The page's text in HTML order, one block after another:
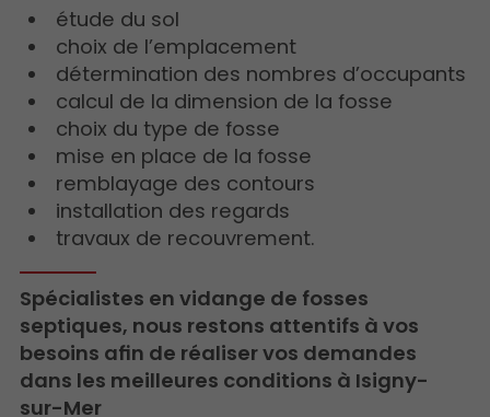
étude du sol
choix de l’emplacement
détermination des nombres d’occupants
calcul de la dimension de la fosse
choix du type de fosse
mise en place de la fosse
remblayage des contours
installation des regards
travaux de recouvrement.
Spécialistes en vidange de fosses
septiques, nous restons attentifs à vos
besoins afin de réaliser vos demandes
dans les meilleures conditions à Isigny-
sur-Mer